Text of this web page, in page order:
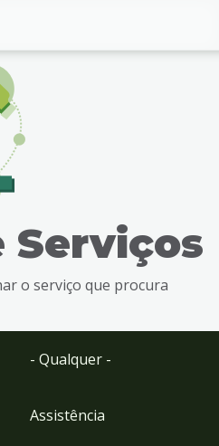
Serviços
o serviço que procura
- Qualquer -
Assistência